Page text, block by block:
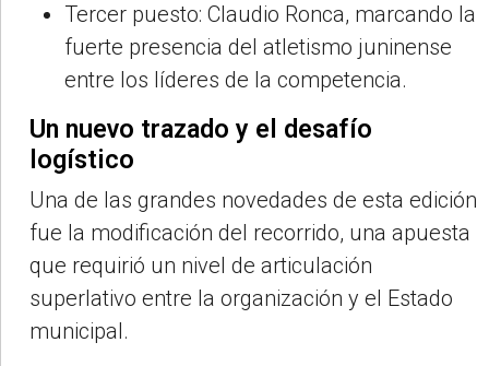
Tercer puesto: Claudio Ronca, marcando la
fuerte presencia del atletismo juninense
entre los líderes de la competencia.
Un nuevo trazado y el desafío
logístico
Una de las grandes novedades de esta edición
fue la modificación del recorrido, una apuesta
que requirió un nivel de articulación
superlativo entre la organización y el Estado
municipal.